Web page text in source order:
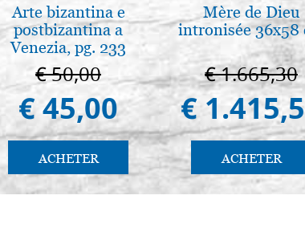
Arte bizantina e
postbizantina a
Venezia, pg. 233
€ 50,00
€ 45,00
ACHETER
Mère de Dieu
intronisée 36x58
€ 1.665,30
€
ACHETER